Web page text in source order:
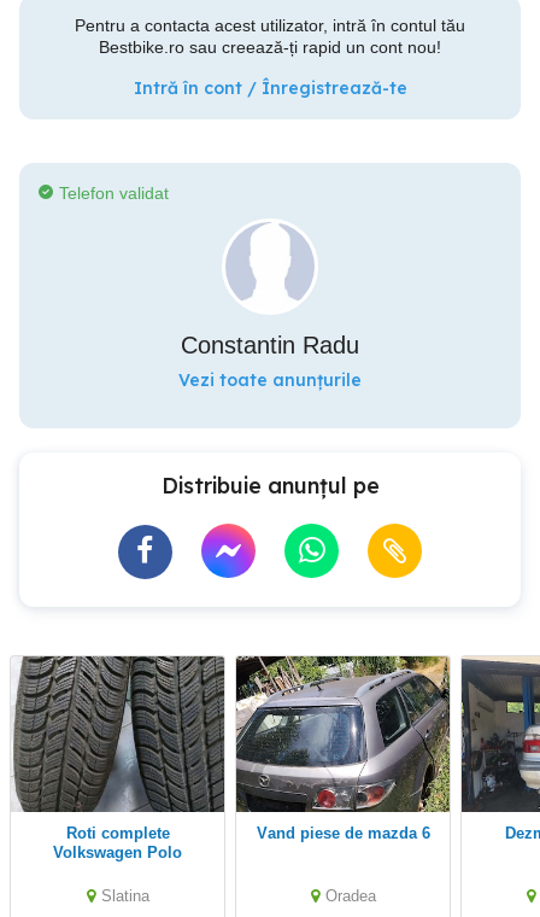
Pentru a contacta acest utilizator, intră în contul tău
Bestbike.ro sau creează-ți rapid un cont nou!
Intră în cont / Înregistrează-te
Telefon validat
Constantin Radu
Vezi toate anunțurile
Distribuie anunțul pe
Roti complete
Volkswagen Polo
Slatina
vand piese de mazda 6
Oradea